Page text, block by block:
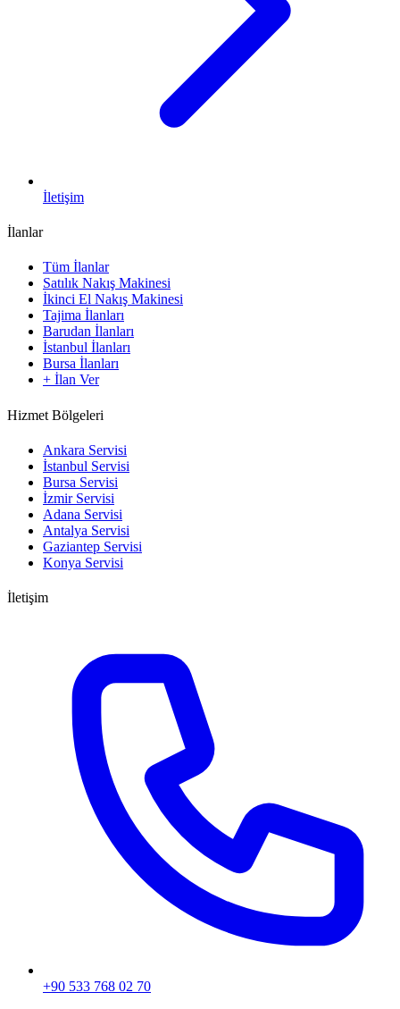
İletişim
İlanlar
Tüm İlanlar
Satılık Nakış Makinesi
İkinci El Nakış Makinesi
Tajima İlanları
Barudan İlanları
İstanbul İlanları
Bursa İlanları
+ İlan Ver
Hizmet Bölgeleri
Ankara Servisi
İstanbul Servisi
Bursa Servisi
İzmir Servisi
Adana Servisi
Antalya Servisi
Gaziantep Servisi
Konya Servisi
İletişim
+90 533 768 02 70